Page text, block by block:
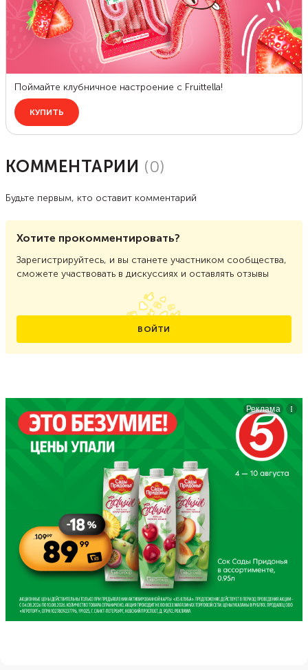
КОММЕНТАРИИ (0)
Будьте первым, кто оставит комментарий
Хотите прокомментировать?
Зарегистрируйтесь, и вы станете участником сообщества,
сможете участвовать в дискуссиях и оставлять отзывы
ВОЙТИ